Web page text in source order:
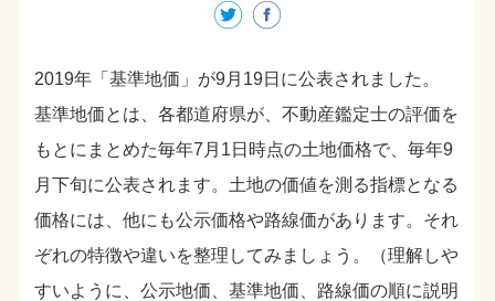
2019年「基準地価」が9月19日に公表されました。
基準地価とは、各都道府県が、不動産鑑定士の評価を
もとにまとめた毎年7月1日時点の土地価格で、毎年9
月下旬に公表されます。土地の価値を測る指標となる
価格には、他にも公示価格や路線価があります。それ
ぞれの特徴や違いを整理してみましょう。（理解しや
すいように、公示地価、基準地価、路線価の順に説明